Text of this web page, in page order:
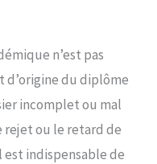
n’est pas
d’origine du diplôme
incomplet ou mal
ou le retard de
est indispensable de